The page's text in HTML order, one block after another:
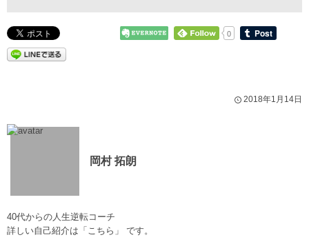
0
2018年1月14日
岡村 拓朗
40代からの人生逆転コーチ
詳しい自己紹介は 「こちら」 です。